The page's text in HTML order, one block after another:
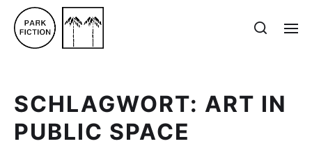
SCHLAGWORT: ART IN
PUBLIC SPACE